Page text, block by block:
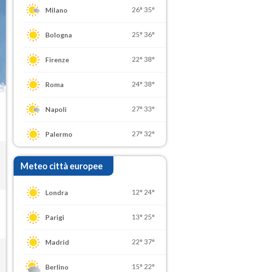
Milano 26° 35°
Bologna 25° 36°
Firenze 22° 38°
Roma 24° 38°
Napoli 27° 33°
Palermo 27° 32°
Meteo città europee
Londra 12° 24°
Parigi 13° 25°
Madrid 22° 37°
Berlino 15° 22°